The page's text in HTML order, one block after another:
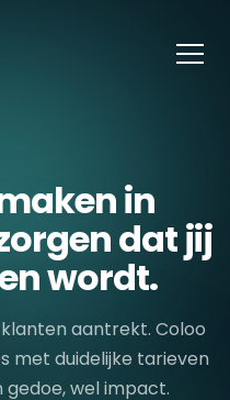
in
dat jij
wordt.
aantrekt. Coloo
met duidelijke tarieven
gedoe, wel impact.